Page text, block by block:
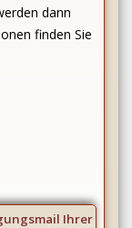
dann
finden Sie
Ihrer